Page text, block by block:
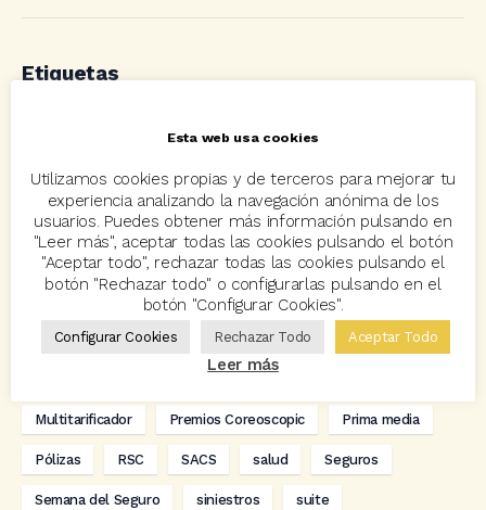
Etiquetas
Acuerdos Allianz asisa
Avant2 Avant2 Sales Manager ayudas Bcover
Carlos Rovira Codeoscopic Codeoscopic Academy
Codeoscopic Workspace Coverize Decesos
Eventos formación
hogar Innovación Innova Ibérica
Multitarificador Premios Coreoscopic Prima media
Pólizas RSC SACS salud Seguros
Semana del Seguro siniestros suite
Esta web usa cookies
Utilizamos cookies propias y de terceros para mejorar tu
experiencia analizando la navegación anónima de los
usuarios. Puedes obtener más información pulsando en
"Leer más", aceptar todas las cookies pulsando el botón
"Aceptar todo", rechazar todas las cookies pulsando el
botón "Rechazar todo" o configurarlas pulsando en el
botón "Configurar Cookies".
Configurar Cookies Rechazar Todo Aceptar Todo
Leer más